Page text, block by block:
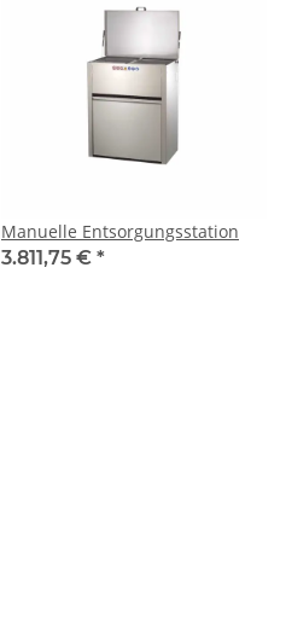
Manuelle Entsorgungsstation
3.811,75 € *